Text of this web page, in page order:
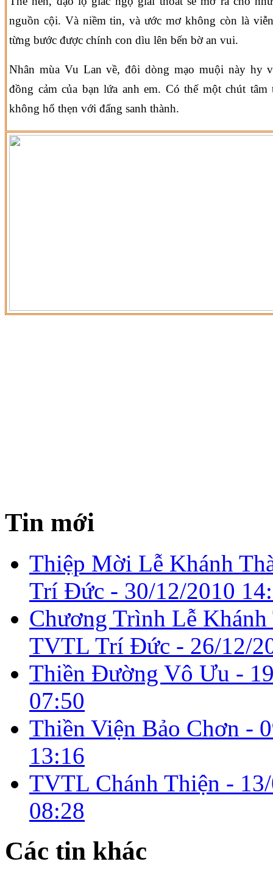
nguồn cội. Và niềm tin, và ước mơ không còn là
từng bước được chính con dìu lên bến bờ an vui.
Nhân mùa Vu Lan về, đôi dòng mạo muội này hy
đồng cảm của bạn lứa anh em. Có thế một chút
không hổ thẹn với đấng sanh thành.
Tin mới
Thiệp Mời Lễ Khánh
Trí Đức - 30/12/2010
Chương Trình Lễ Khánh
TVTL Trí Đức - 26/12/
Thiền Đường Vô Ưu -
07:50
Thiền Viện Bảo Chơn -
13:16
TVTL Chánh Thiện -
08:28
Các tin khác